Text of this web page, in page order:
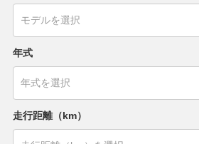
年式
走行距離（km）